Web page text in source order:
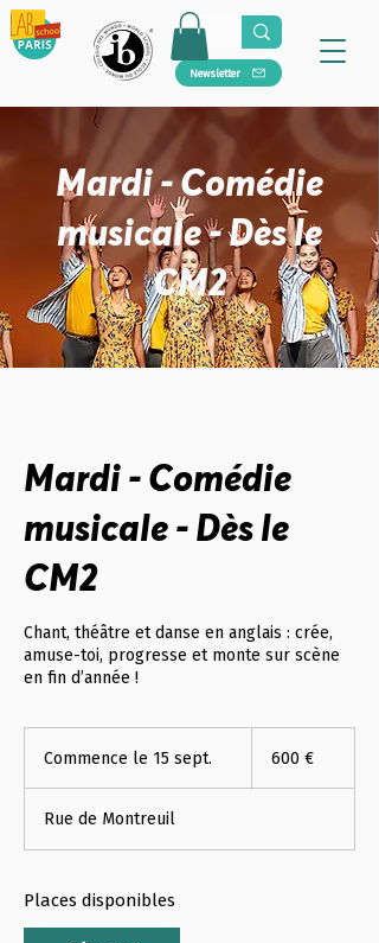
Newsletter
Mardi - Comédie
musicale - Dès le
CM2
Mardi - Comédie
musicale - Dès le
CM2
Chant, théâtre et danse en anglais : crée,
amuse-toi, progresse et monte sur scène
en fin d’année !
Commence le 15 sept.
e
600 €
Rue de Montreuil
Places disponibles